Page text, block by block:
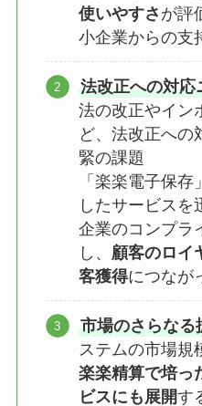
使いやすさ が評
小企業からの支
法改正への対応
法の改正やイン
ど、法改正への
緊の課題
「楽楽電子保
したサービスを
企業のコンプラ
し、 顧客のロイ
客獲得につなが
市場のさらなる
ステムの市場規
楽楽精算で培っ
ビスにも展開す